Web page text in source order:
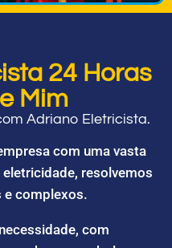
24 Horas
Mim
Adriano Eletricista.
com uma vasta
resolvemos
e complexos.
com